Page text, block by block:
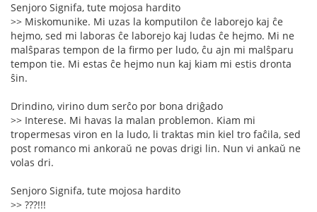
Senjoro Signifa, tute mojosa hardito
>> Miskomunike. Mi uzas la komputilon ĉe laborejo kaj ĉe
hejmo, sed mi laboras ĉe laborejo kaj ludas ĉe hejmo. Mi ne
malŝparas tempon de la firmo per ludo, ĉu ajn mi malŝparu
tempon tie. Mi estas ĉe hejmo nun kaj kiam mi estis dronta
ŝin.
Drindino, virino dum serĉo por bona driĝado
>> Interese. Mi havas la malan problemon. Kiam mi
tropermesas viron en la ludo, li traktas min kiel tro faĉila, sed
post romanco mi ankoraŭ ne povas drigi lin. Nun vi ankaŭ ne
volas dri.
Senjoro Signifa, tute mojosa hardito
>> ???!!!